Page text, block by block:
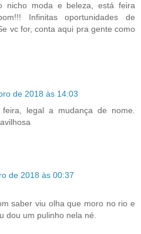
nicho moda e beleza, está feira
Infinitas oportunidades de
vc for, conta aqui pra gente como
de 2018 às 14:03
legal a mudança de nome.
de 2018 às 00:37
saber viu olha que moro no rio e
dou um pulinho nela né.